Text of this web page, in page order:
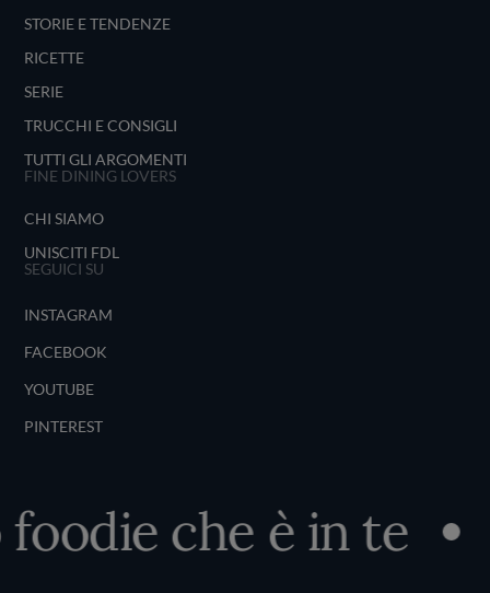
STORIE E TENDENZE
RICETTE
SERIE
TRUCCHI E CONSIGLI
TUTTI GLI ARGOMENTI
FINE DINING LOVERS
CHI SIAMO
UNISCITI FDL
SEGUICI SU
INSTAGRAM
FACEBOOK
YOUTUBE
PINTEREST
che è in te